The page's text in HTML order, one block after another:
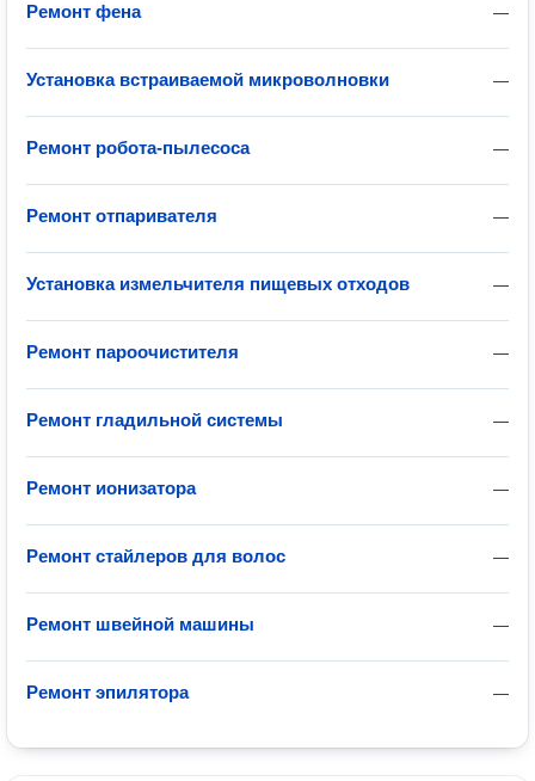
—
Ремонт фена
—
Установка встраиваемой микроволновки
—
Ремонт робота-пылесоса
—
Ремонт отпаривателя
—
Установка измельчителя пищевых отходов
—
Ремонт пароочистителя
—
Ремонт гладильной системы
—
Ремонт ионизатора
—
Ремонт стайлеров для волос
—
Ремонт швейной машины
—
Ремонт эпилятора